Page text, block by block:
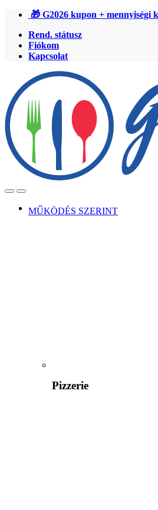
Ugrás
navigációhoz
Ugrás
tartalomra
🎁 G2026 kupon + mennyiségi
Rend. státusz
Fiókom
Kapcsolat
OpenClose
MŰKÖDÉS SZERINT
Pizzerie